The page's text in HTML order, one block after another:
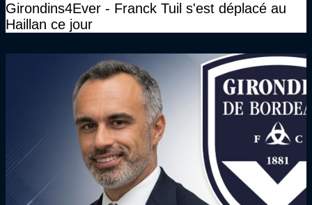
Girondins4Ever - Franck Tuil s'est déplacé au
Haillan ce jour